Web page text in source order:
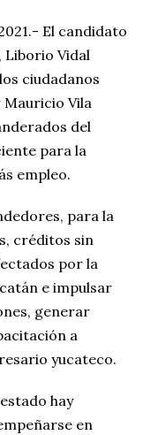
El candidato
Liborio Vidal
ciudadanos
Vila
del
para la
empleo.
para la
créditos sin
por la
e impulsar
generar
a
yucateco.
hay
en